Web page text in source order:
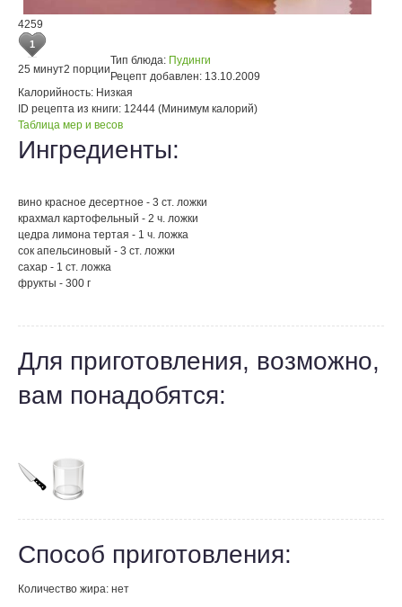
4259
1
25 минут2 порции
Тип блюда: Пудинги
Рецепт добавлен: 13.10.2009
Калорийность: Низкая
ID рецепта из книги: 12444 (Минимум калорий)
Таблица мер и весов
Ингредиенты:
вино красное десертное - 3 ст. ложки
крахмал картофельный - 2 ч. ложки
цедра лимона тертая - 1 ч. ложка
сок апельсиновый - 3 ст. ложки
сахар - 1 ст. ложка
фрукты - 300 г
Для приготовления, возможно,
вам понадобятся:
Способ приготовления:
Количество жира: нет